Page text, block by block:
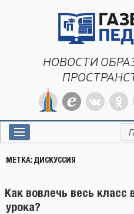
НОВОСТИ
МЕТКА:ДИСКУССИЯ
Как вовлечь весь
урока?